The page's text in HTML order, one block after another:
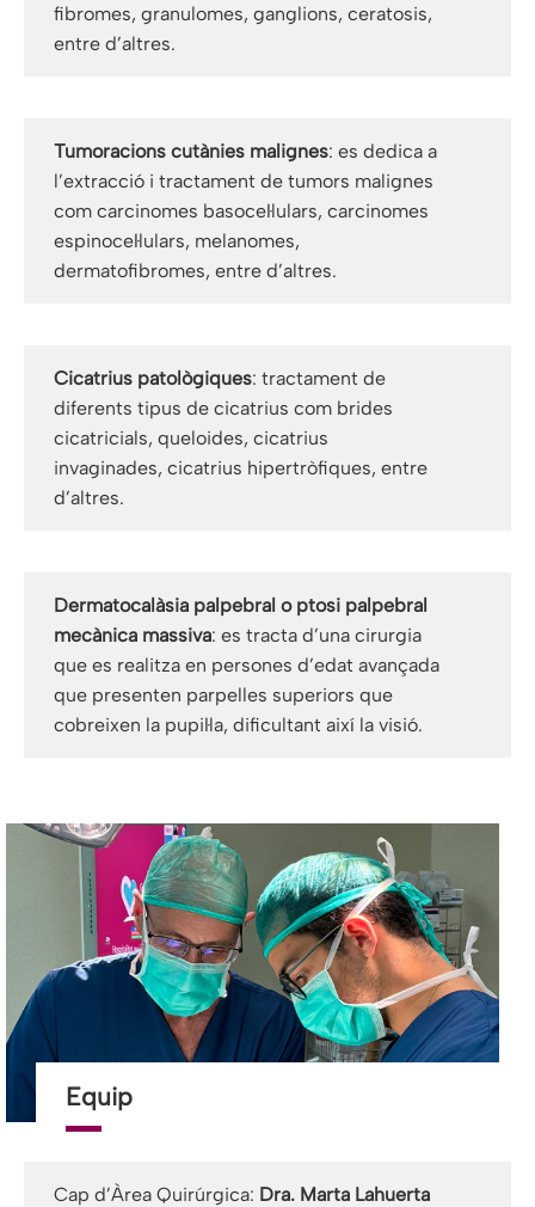
fibromes, granulomes, ganglions, ceratosis,
entre d’altres.
Tumoracions cutànies malignes: es dedica a
l’extracció i tractament de tumors malignes
com carcinomes basocel·lulars, carcinomes
espinocel·lulars, melanomes,
dermatofibromes, entre d’altres.
Cicatrius patològiques: tractament de
diferents tipus de cicatrius com brides
cicatricials, queloides, cicatrius
invaginades, cicatrius hipertròfiques, entre
d’altres.
Dermatocalàsia palpebral o ptosi palpebral
mecànica massiva: es tracta d’una cirurgia
que es realitza en persones d’edat avançada
que presenten parpelles superiors que
cobreixen la pupil·la, dificultant així la visió.
Equip
Cap d’Àrea Quirúrgica: Dra. Marta Lahuerta